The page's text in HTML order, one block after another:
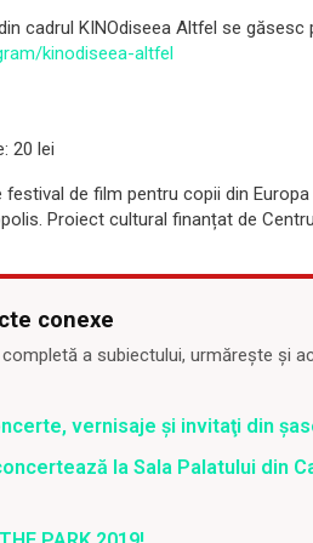
cadrul KINOdiseea Altfel se găsesc
kinodiseea-altfel
20 lei
festival de film pentru copii din
Proiect cultural finanțat de
conexe
a subiectului, urmărește și
vernisaje şi invitaţi din
la Sala Palatului din